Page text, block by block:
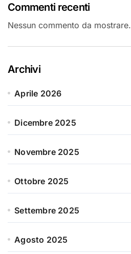
Commenti recenti
Nessun commento da mostrare.
Archivi
Aprile 2026
Dicembre 2025
Novembre 2025
Ottobre 2025
Settembre 2025
Agosto 2025